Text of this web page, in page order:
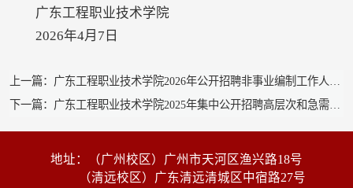
广东工程职业技术学院
2026年4月7日
上一篇：广东工程职业技术学院2026年公开招聘非事业编制工作人员（第一批）拟录用人员公示
下一篇：广东工程职业技术学院2025年集中公开招聘高层次和急需紧缺人才第三轮招聘拟聘用人员公示
地址：（广州校区）广州市天河区渔兴路18号
（清远校区）广东清远清城区中宿路27号